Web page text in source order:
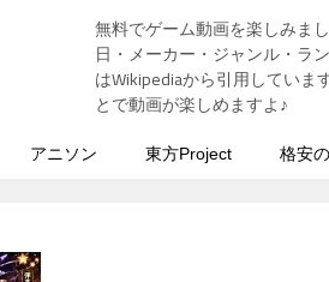
無料でゲーム動画を楽しみま
日・メーカー・ジャンル・ラ
はWikipediaから引用していま
とで動画が楽しめますよ♪
アニソン 東方Project 格安